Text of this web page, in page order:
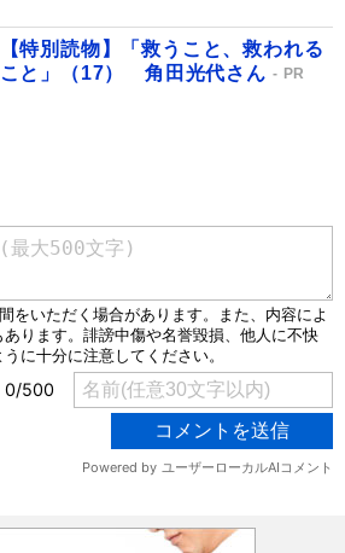
【特別読物】「救うこと、救われる
こと」（17） 角田光代さん
PR